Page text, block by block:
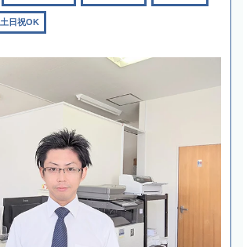
土日祝OK